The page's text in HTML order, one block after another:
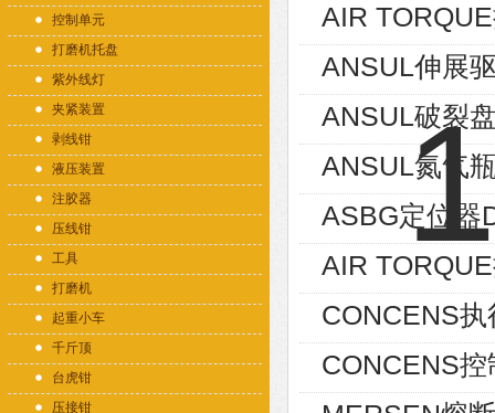
控制单元
打磨机托盘
紫外线灯
夹紧装置
剥线钳
液压装置
注胶器
压线钳
工具
打磨机
起重小车
千斤顶
台虎钳
压接钳
AIR
ANSUL伸展
ANSUL破裂
ANSUL氮气
ASBG定位器
AIR
CONCENS
CONCENS